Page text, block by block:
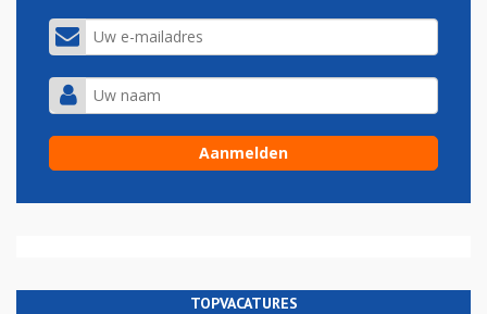
TOPVACATURES